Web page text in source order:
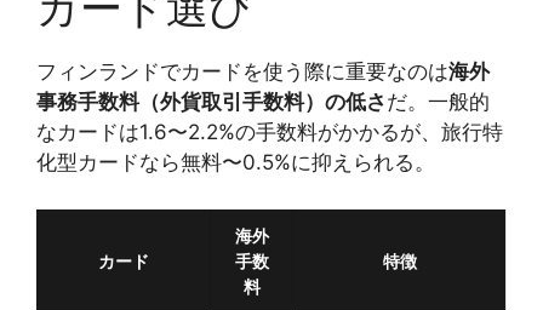
フィンランドでカードを使う際に重要なのは海外
事務手数料（外貨取引手数料）の低さ だ。一般的
なカードは1.6〜2.2%の手数料がかかるが、旅行特
化型カードなら無料〜0.5%に抑えられる。
カード
海外
手数
料
特徴